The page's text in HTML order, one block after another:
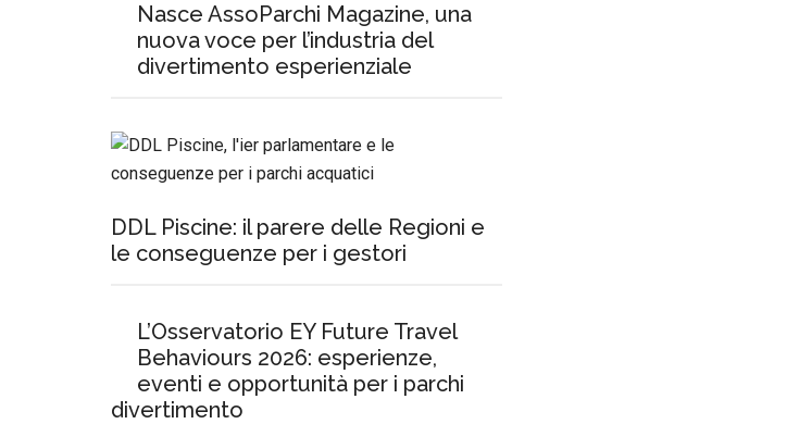
Nasce AssoParchi Magazine, una
nuova voce per l’industria del
divertimento esperienziale
DDL Piscine: il parere delle Regioni e
le conseguenze per i gestori
L’Osservatorio EY Future Travel
Behaviours 2026: esperienze,
eventi e opportunità per i parchi
divertimento